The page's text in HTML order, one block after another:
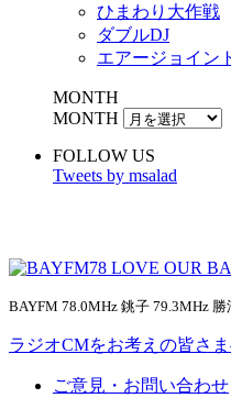
ひまわり大作戦
ダブルDJ
エアージョイン
MONTH
MONTH
FOLLOW US
Tweets by msalad
BAYFM 78.0MHz 銚子 79.3MHz
ラジオCMをお考えの皆さ
ご意見・お問い合わせ